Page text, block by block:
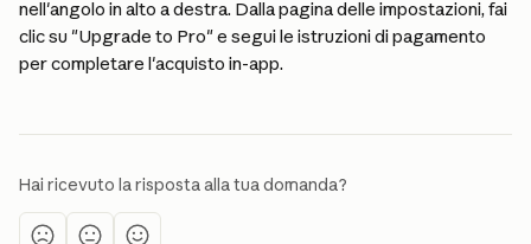
nell'angolo in alto a destra. Dalla pagina delle impostazioni, fai
clic su "Upgrade to Pro" e segui le istruzioni di pagamento
per completare l'acquisto in-app.
Hai ricevuto la risposta alla tua domanda?